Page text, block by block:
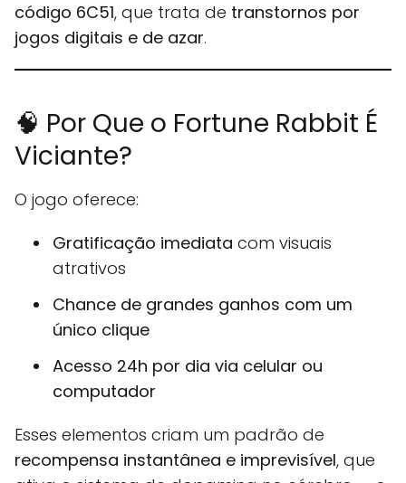
código 6C51, que trata de transtornos por
jogos digitais e de azar.
🧠 Por Que o Fortune Rabbit É
Viciante?
O jogo oferece:
Gratificação imediata com visuais
atrativos
Chance de grandes ganhos com um
único clique
Acesso 24h por dia via celular ou
computador
Esses elementos criam um padrão de
recompensa instantânea e imprevisível, que